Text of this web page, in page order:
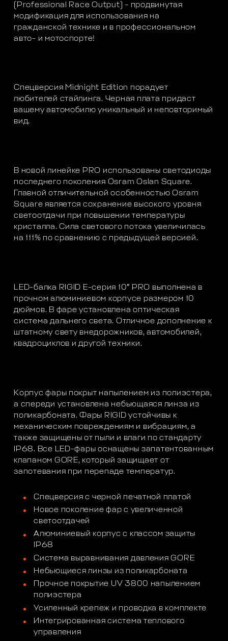
(Professional Race Output) – продвинутая
модификация для использования на
гражданской технике и в профессиональном
авто- и мотоспорте!
Спецверсия Midnight Edition порадует
любителей стайлинга. Черная плата придаст
вашему автомобилю уникальный и неповторимый
вид.
В новой линейке PRO использованы светодиоды
последнего поколения Osram Oslan Square.
Главной отличительной особенностью Osram
Square является сохранение высокого уровня
светоотдачи при повышении температуры
кристалла. Сила светового потока увеличилась
на 111% по сравнению с предыдущей версией.
LED-балка RIGID E-серия 10″ PRO выполнена в
прочном алюминиевом корпусе размером 10
дюймов. В фаре установлена оптическая
система дальнего света. Отличное дополнение к
штатному свету внедорожников, автомобилей,
квадроциклов и другой техники.
Корпус фары покрыт напылением из полиэстера,
а спереди установлена небьющаяся линза из
поликарбоната. Фары RIGID устойчивы к
механическим повреждениям и вибрациям, а
также защищены от пыли и влаги по стандарту
IP68. Все LED-фары оснащены запатентованным
клапаном GORE, который защищает от
запотевания при перепаде температур.
Спецверсия с черной печатной платой
Новое поколение фар с увеличенной
светоотдачей
Алюминиевый корпус с классом защиты
IP68
Система выравнивания давления GORE
Небьющиеся линзы из поликарбоната
Прочное покрытие UV 3800 напылением
полиэстера
Усиленный крепеж и проводка в комплекте
Интегрированная система теплового
управления